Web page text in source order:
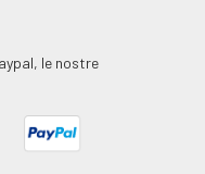
le nostre